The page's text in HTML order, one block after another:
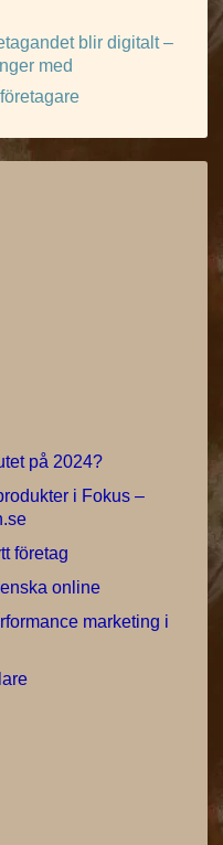
blir digitalt –
med
på 2024?
i Fokus –
företag
online
marketing i